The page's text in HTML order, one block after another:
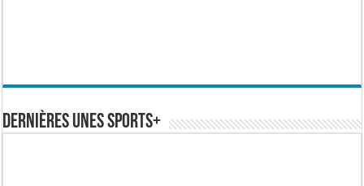
Dernières Unes Sports+